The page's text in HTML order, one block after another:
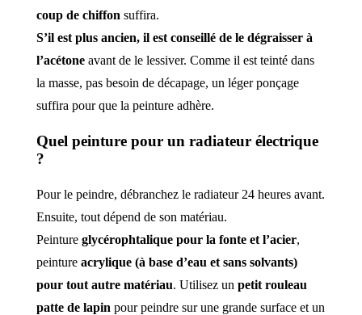
coup de chiffon suffira.
S’il est plus ancien, il est conseillé de le dégraisser à
l’acétone avant de le lessiver. Comme il est teinté dans
la masse, pas besoin de décapage, un léger ponçage
suffira pour que la peinture adhère.
Quel peinture pour un radiateur électrique
?
Pour le peindre, débranchez le radiateur 24 heures avant.
Ensuite, tout dépend de son matériau.
Peintureglycérophtalique pour la fonte et l’acier,
peinture acrylique (à base d’eau et sans solvants)
pour tout autre matériau. Utilisez un petit rouleau
patte de lapin pour peindre sur une grande surface et un